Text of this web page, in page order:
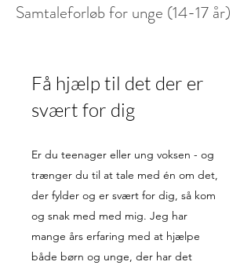
Samtaleforløb for unge (14-17 år)
Få hjælp til det der er
svært for dig
Er du teenager eller ung voksen - og
trænger du til at tale med én om det,
der fylder og er svært for dig, så kom
og snak med med mig. Jeg har
mange års erfaring med at hjælpe
både børn og unge, der har det